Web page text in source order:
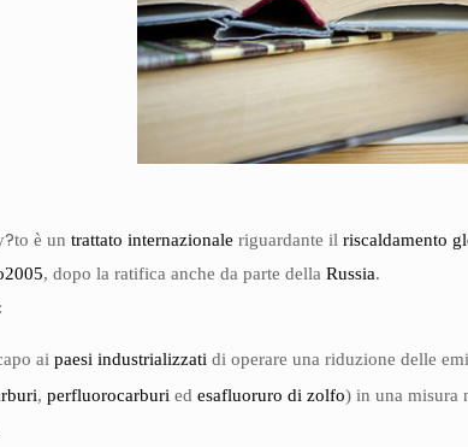
?to è untrattato internazionale riguardante ilriscaldamento
2005, dopo la ratifica anche da parte dellaRussia.
aipaesi industrializzati di operare una riduzione delle
,perfluorocarburi edesafluoruro di zolfo) in una misura